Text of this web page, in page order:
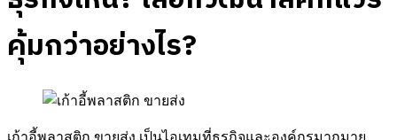
คุ้มกว่าอย่างไร?
เก้าอี้พลาสติก ขายส่ง เป็นไอเทมที่ธุรกิจและองค์กรมากมาย